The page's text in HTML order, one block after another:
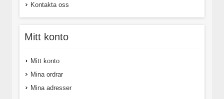
Kontakta oss
Mitt konto
Mitt konto
Mina ordrar
Mina adresser